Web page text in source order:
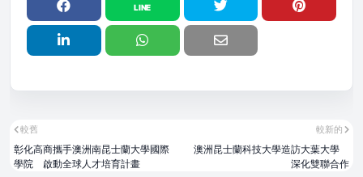
較新的
澳洲昆士蘭科技大學造訪大葉大學
深化雙聯合作
較舊
彰化高商攜手澳洲南昆士蘭大學國際
學院 啟動全球人才培育計畫